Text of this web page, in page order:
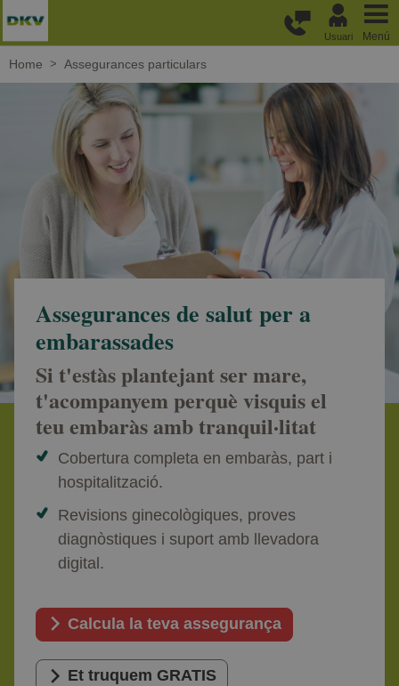
Usuari Menú
Home Assegurances particulars
Assegurances de salut per a
embarassades
Si t'estàs plantejant ser mare,
t'acompanyem perquè visquis el
teu embaràs amb tranquil·litat
Cobertura completa en embaràs, part i
hospitalització.
Revisions ginecològiques, proves
diagnòstiques i suport amb llevadora
digital.
Calcula la teva assegurança
Et truquem GRATIS